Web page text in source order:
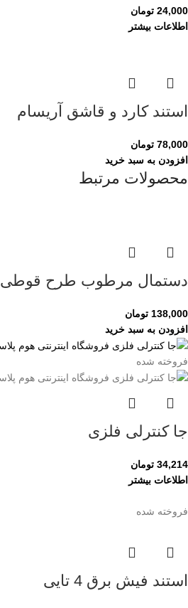
24,000 تومان
اطلاعات بیشتر
استند کارد و قاشق آریسام
78,000 تومان
افزودن به سبد خرید
محصولات مرتبط
دستمال مرطوب طرح قوطی
138,000 تومان
افزودن به سبد خرید
فروخته شده
جا کنترلی فلزی
34,214 تومان
اطلاعات بیشتر
فروخته شده
استند فیش برق 4 تایی